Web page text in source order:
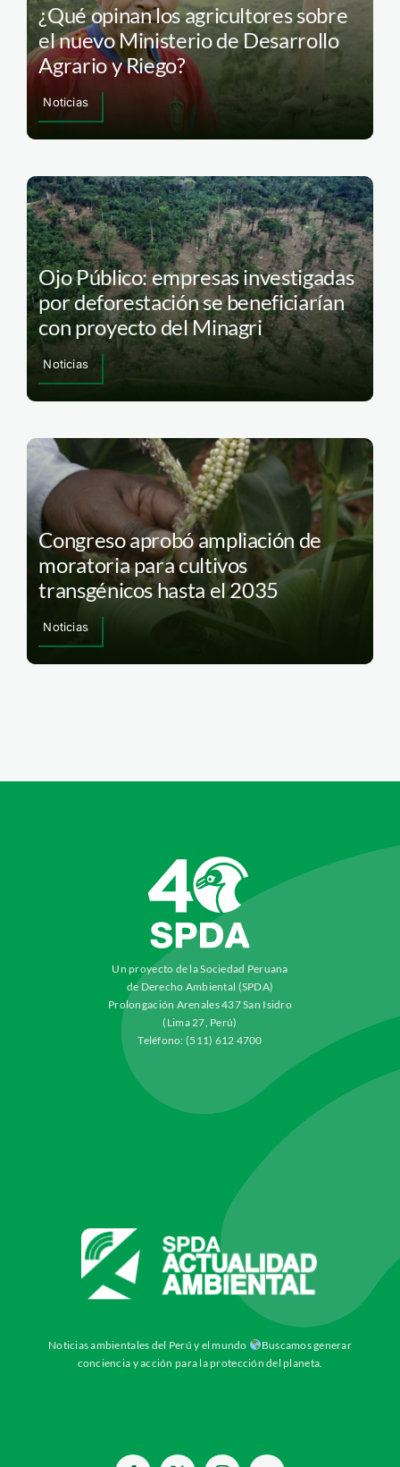
¿Qué opinan los agricultores sobre
el nuevo Ministerio de Desarrollo
Agrario y Riego?
Noticias
Ojo Público: empresas investigadas
por deforestación se beneficiarían
con proyecto del Minagri
Noticias
Congreso aprobó ampliación de
moratoria para cultivos
transgénicos hasta el 2035
Noticias
Un proyecto de la Sociedad Peruana
de Derecho Ambiental (SPDA)
Prolongación Arenales 437 San Isidro
(Lima 27, Perú)
Teléfono: (511) 612 4700
Noticias ambientales del Perú y el mundo
Buscamos generar
conciencia y acción para la protección del planeta.